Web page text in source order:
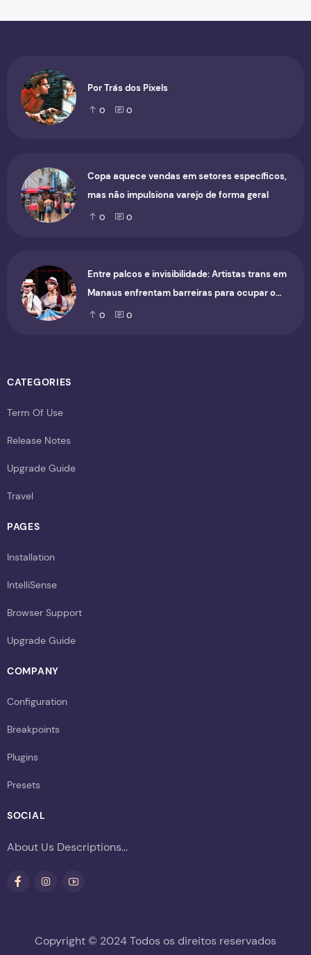
Por Trás dos Pixels
0 0
Copa aquece vendas em setores específicos,
mas não impulsiona varejo de forma geral
0 0
Entre palcos e invisibilidade: Artistas trans em
Manaus enfrentam barreiras para ocupar o
cenário cultural
0 0
CATEGORIES
Term Of Use
Release Notes
Upgrade Guide
Travel
PAGES
Installation
IntelliSense
Browser Support
Upgrade Guide
COMPANY
Configuration
Breakpoints
Plugins
Presets
SOCIAL
About Us Descriptions...
Copyright © 2024 Todos os direitos reservados